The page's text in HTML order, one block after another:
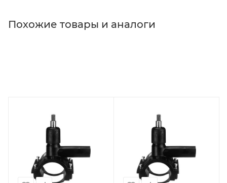
Похожие товары и аналоги